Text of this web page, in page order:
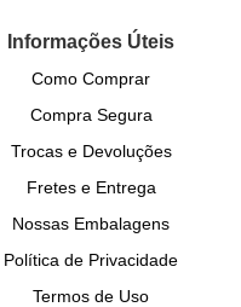
Informações Úteis
Como Comprar
Compra Segura
Trocas e Devoluções
Fretes e Entrega
Nossas Embalagens
Política de Privacidade
Termos de Uso